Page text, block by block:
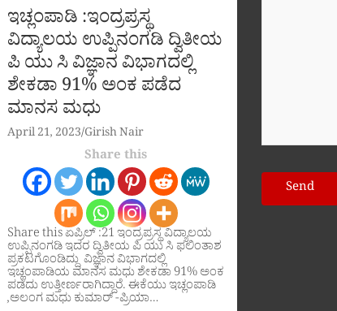
ಇಚ್ಲಂಪಾಡಿ :ಇಂದ್ರಪ್ರಸ್ಥ
ವಿದ್ಯಾಲಯ ಉಪ್ಪಿನಂಗಡಿ ದ್ವಿತೀಯ
ಪಿ ಯು ಸಿ ವಿಜ್ಞಾನ ವಿಭಾಗದಲ್ಲಿ
ಶೇಕಡಾ 91% ಅಂಕ ಪಡೆದ
ಮಾನಸ ಮಧು
April 21, 2023 Girish Nair
Share this
Share this ಏಪ್ರಿಲ್ :21 ಇಂದ್ರಪ್ರಸ್ಥ ವಿದ್ಯಾಲಯ
ಉಪ್ಪಿನಂಗಡಿ ಇದರ ದ್ವಿತೀಯ ಪಿ ಯು ಸಿ ಫಲಿಂತಾಶ
ಪ್ರಕಟಗೊಂಡಿದ್ದು ವಿಜ್ಞಾನ ವಿಭಾಗದಲ್ಲಿ
ಇಚ್ಲಂಪಾಡಿಯ ಮಾನಸ ಮಧು ಶೇಕಡಾ 91% ಅಂಕ
ಪಡೆದು ಉತ್ತೀರ್ಣರಾಗಿದ್ದಾರೆ. ಈಕೆಯು ಇಚ್ಲಂಪಾಡಿ
,ಅಲಂಗ ಮಧು ಕುಮಾರ್ -ಪ್ರಿಯಾ…